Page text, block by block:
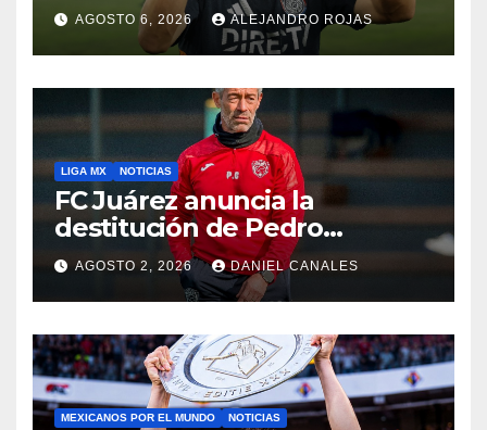
AGOSTO 6, 2026 ALEJANDRO ROJAS
LIGA MX NOTICIAS
FC Juárez anuncia la
destitución de Pedro
Caixinha
AGOSTO 2, 2026 DANIEL CANALES
MEXICANOS POR EL MUNDO NOTICIAS